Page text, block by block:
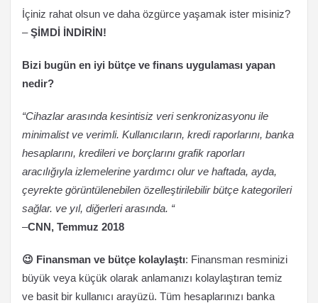
İçiniz rahat olsun ve daha özgürce yaşamak ister misiniz?
–ŞİMDİ İNDİRİN!
Bizi bugün en iyi bütçe ve finans uygulaması yapan
nedir?
“Cihazlar arasında kesintisiz veri senkronizasyonu ile
minimalist ve verimli. Kullanıcıların, kredi raporlarını, banka
hesaplarını, kredileri ve borçlarını grafik raporları
aracılığıyla izlemelerine yardımcı olur ve haftada, ayda,
çeyrekte görüntülenebilen özelleştirilebilir bütçe kategorileri
sağlar. ve yıl, diğerleri arasında. “
–CNN, Temmuz 2018
😉 Finansman ve bütçe kolaylaştı: Finansman resminizi
büyük veya küçük olarak anlamanızı kolaylaştıran temiz
ve basit bir kullanıcı arayüzü. Tüm hesaplarınızı banka